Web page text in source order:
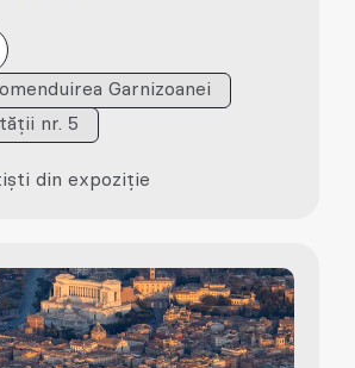
Garnizoanei
nr. 5
din expoziție